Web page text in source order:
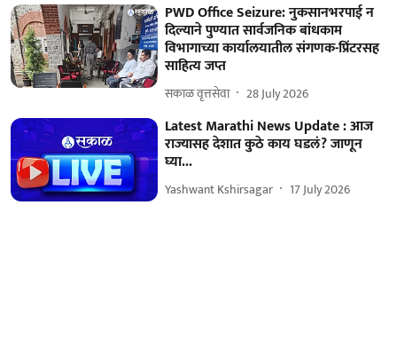
PWD Office Seizure: नुकसानभरपाई न
दिल्याने पुण्यात सार्वजनिक बांधकाम
विभागाच्या कार्यालयातील संगणक-प्रिंटरसह
साहित्य जप्त
सकाळ वृत्तसेवा 28 July 2026
Latest Marathi News Update : आज
राज्यासह देशात कुठे काय घडलं? जाणून
घ्या...
Yashwant Kshirsagar 17 July 2026